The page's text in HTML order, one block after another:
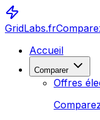
GridLabs.fr
Accueil
Comparer
Offres